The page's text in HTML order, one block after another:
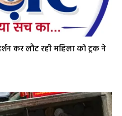
कर लौट रही महिला को ट्रक ने